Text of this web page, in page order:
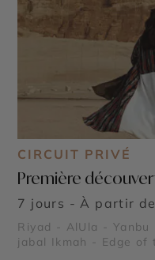
CIRCUIT PRIVÉ
Première
7 jours - À partir de
Riyad - AlUla -
jabal Ikmah - Edge